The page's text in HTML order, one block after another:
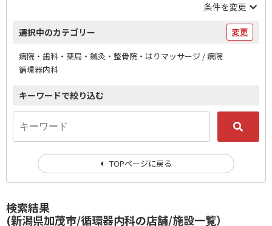
検索結果
(新潟県加茂市/循環器内科の店舗/施設一覧）
条件を変更
選択中のカテゴリー 変更
病院・歯科・薬局・鍼灸・整骨院・はりマッサージ / 病院
循環器内科
キーワードで絞り込む
TOPページに戻る